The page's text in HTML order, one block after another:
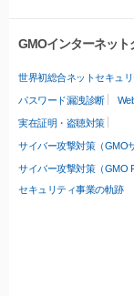
GMOインターネッ
世界初総合ネットセキュ
パスワード漏洩診断
実在証明・盗聴対策
サイバー攻撃対策（GMO
サイバー攻撃対策（GMO
セキュリティ事業の軌跡